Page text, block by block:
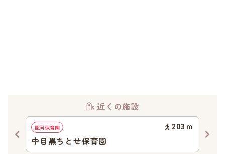
近くの施設
認可保育園 203 ｍ
中目黒ちとせ保育園